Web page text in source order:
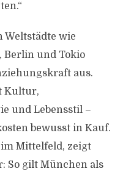
Weltstädte wie
Berlin und Tokio
aus.
Kultur,
und Lebensstil –
bewusst in Kauf.
Mittelfeld, zeigt
So gilt München als